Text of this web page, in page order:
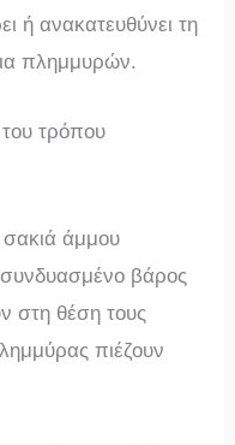
ή ανακατευθύνει τη
πλημμυρών.
τρόπου
άμμου
συνδυασμένο βάρος
στη θέση τους
πιέζουν